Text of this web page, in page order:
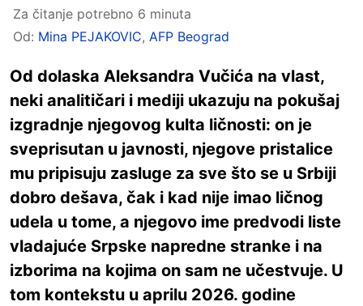
Za čitanje potrebno 6 minuta
Od: Mina PEJAKOVIC, AFP Beograd
Od dolaska Aleksandra Vučića na vlast,
neki analitičari i mediji ukazuju na pokušaj
izgradnje njegovog kulta ličnosti: on je
sveprisutan u javnosti, njegove pristalice
mu pripisuju zasluge za sve što se u Srbiji
dobro dešava, čak i kad nije imao ličnog
udela u tome, a njegovo ime predvodi liste
vladajuće Srpske napredne stranke i na
izborima na kojima on sam ne učestvuje. U
tom kontekstu u aprilu 2026. godine